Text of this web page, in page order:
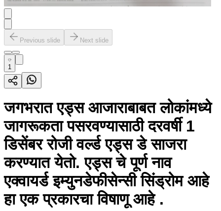
Previous slide Next slide
1
जगभरात एड्स आजाराबाबत लोकांमध्ये
जागरूकता पसरवण्यासाठी दरवर्षी 1
डिसेंबर रोजी वर्ल्ड एड्स डे साजरा
करण्यात येतो. एड्स चे पूर्ण नाव
एक्वायर्ड इम्युनडेफीसेन्सी सिंड्रोम आहे
हा एक प्रकारचा विषाणू आहे .